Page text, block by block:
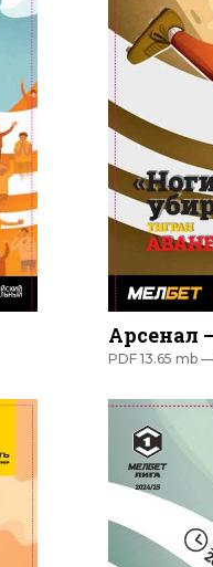
Арсенал
PDF 13.65 mb —